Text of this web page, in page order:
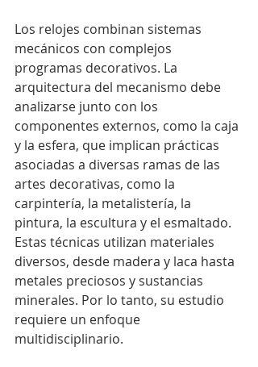
Los relojes combinan sistemas
mecánicos con complejos
programas decorativos. La
arquitectura del mecanismo debe
analizarse junto con los
componentes externos, como la caja
y la esfera, que implican prácticas
asociadas a diversas ramas de las
artes decorativas, como la
carpintería, la metalistería, la
pintura, la escultura y el esmaltado.
Estas técnicas utilizan materiales
diversos, desde madera y laca hasta
metales preciosos y sustancias
minerales. Por lo tanto, su estudio
requiere un enfoque
multidisciplinario.